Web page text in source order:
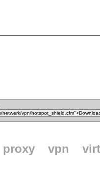
proxy vpn